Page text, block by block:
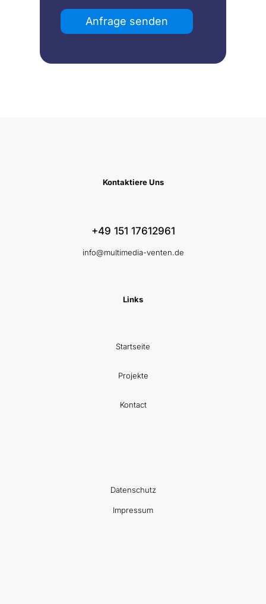
Kontaktiere Uns
+49 151 17612961
info@multimedia-venten.de
Links
Startseite
Projekte
Kontact
Datenschutz
Impressum